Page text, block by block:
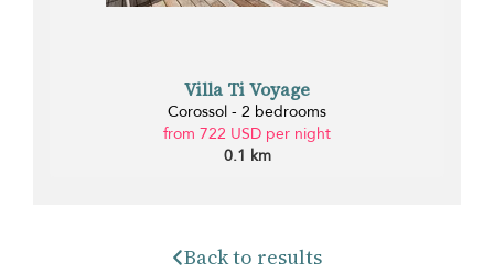
Villa Ti Voyage
Corossol - 2 bedrooms
from 722 USD per night
0.1 km
Back to results